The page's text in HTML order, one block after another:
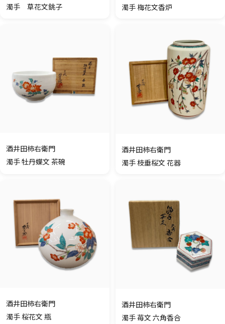
濁手 草花文銚子
濁手 梅花文香炉
酒井田柿右衛門
濁手 牡丹蝶文 茶碗
酒井田柿右衛門
濁手 枝垂桜文 花器
酒井田柿右衛門
濁手 桜花文 瓶
酒井田柿右衛門
濁手 苺文 六角香合